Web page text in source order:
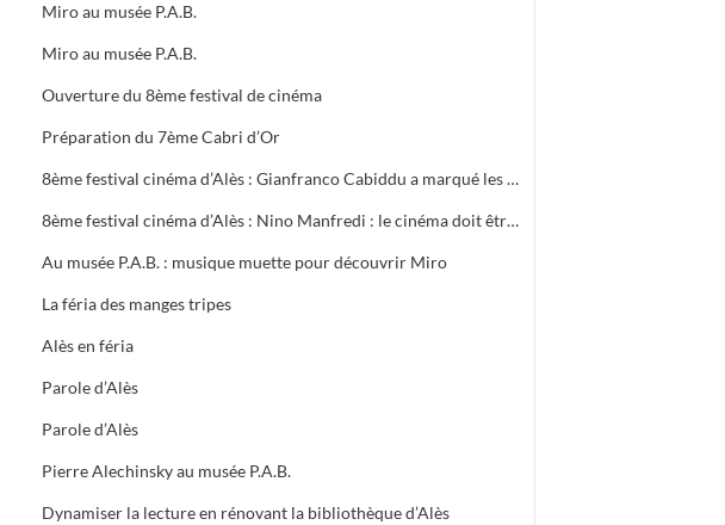
Miro au musée P.A.B.
Miro au musée P.A.B.
Ouverture du 8ème festival de cinéma
Préparation du 7ème Cabri d’Or
8ème festival cinéma d’Alès : Gianfranco Cabiddu a marqué les journées professionnelles
8ème festival cinéma d’Alès : Nino Manfredi : le cinéma doit être utile
Au musée P.A.B. : musique muette pour découvrir Miro
La féria des manges tripes
Alès en féria
Parole d’Alès
Parole d’Alès
Pierre Alechinsky au musée P.A.B.
Dynamiser la lecture en rénovant la bibliothèque d’Alès